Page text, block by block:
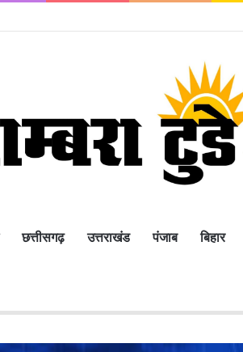
छत्तीसगढ़ उत्तराखंड पंजाब बिहार